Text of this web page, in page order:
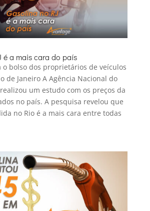
é a mais cara do país
o bolso dos proprietários de veículos
de Janeiro A Agência Nacional do
um estudo com os preços da
no país. A pesquisa revelou que
no Rio é a mais cara entre todas